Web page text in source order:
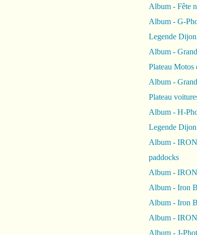
Album - Fête
Album - G-
Legende
Album -
Plateau Motos
Album -
Plateau
Album - H-
Legende Dijon
Album -
paddocks
Album -
Album - Iron
Album - Iron
Album -
Album - J-